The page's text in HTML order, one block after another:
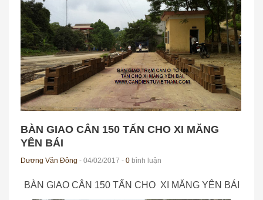
BÀN GIAO CÂN 150 TẤN CHO XI MĂNG
YÊN BÁI
Dương Văn Đông - 04/02/2017 - 0 bình luận
BÀN GIAO CÂN 150 TẤN CHO XI MĂNG YÊN BÁI